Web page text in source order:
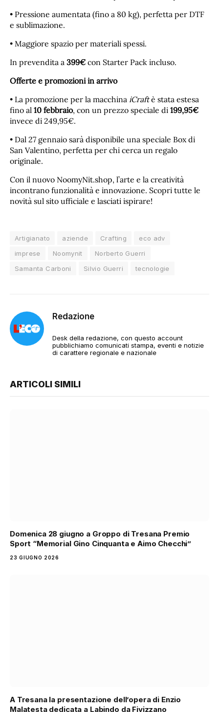
• Pressione aumentata (fino a 80 kg), perfetta per DTF
e sublimazione.
• Maggiore spazio per materiali spessi.
In prevendita a 399€ con Starter Pack incluso.
Offerte e promozioni in arrivo
• La promozione per la macchina iCraftè stata estesa
fino al 10 febbraio, con un prezzo speciale di 199,95€
invece di 249,95€.
• Dal 27 gennaio sarà disponibile una speciale Box di
San Valentino, perfetta per chi cerca un regalo
originale.
Con il nuovo NoomyNit.shop, l’arte e la creatività
incontrano funzionalità e innovazione. Scopri tutte le
novità sul sito ufficiale e lasciati ispirare!
Artigianato aziende Crafting
eco adv
imprese
Noomynit
Norberto Guerri
Samanta Carboni
Silvio Guerri tecnologie
Redazione
Desk della redazione, con questo account
pubblichiamo comunicati stampa, eventi e notizie
di carattere regionale e nazionale
ARTICOLI SIMILI
Domenica 28 giugno a Groppo di Tresana Premio
Sport “Memorial Gino Cinquanta e Aimo Checchi”
23 GIUGNO 2026
A Tresana la presentazione dell’opera di Enzio
Malatesta dedicata a Labindo da Fivizzano